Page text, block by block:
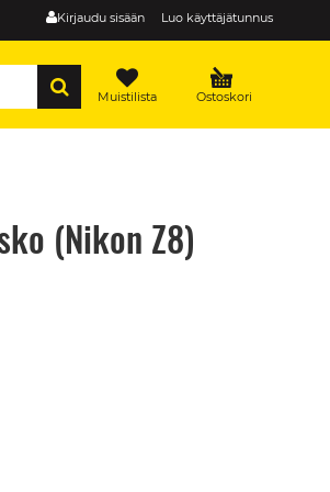
Kirjaudu sisään Luo käyttäjätunnus
Ostoskori
Muistilista
(Nikon Z8)